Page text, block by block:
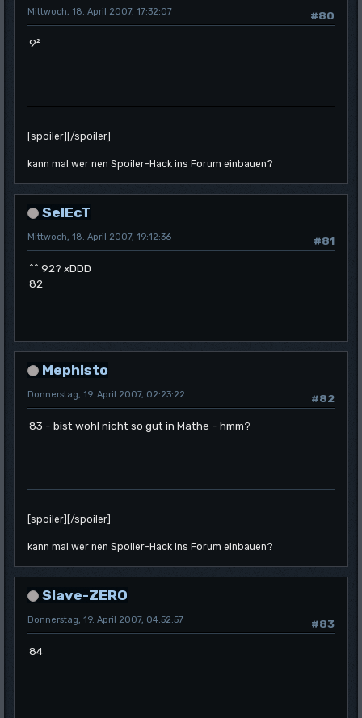
#80
Mittwoch, 18. April 2007, 17:32:07
9²
[spoiler] [/spoiler]
kann mal wer nen Spoiler-Hack ins Forum einbauen?
SelEcT
#81
Mittwoch, 18. April 2007, 19:12:36
^^ 92? xDDD
82
Mephisto
#82
Donnerstag, 19. April 2007, 02:23:22
83 - bist wohl nicht so gut in Mathe - hmm?
[spoiler] [/spoiler]
kann mal wer nen Spoiler-Hack ins Forum einbauen?
Slave-ZERO
#83
Donnerstag, 19. April 2007, 04:52:57
84